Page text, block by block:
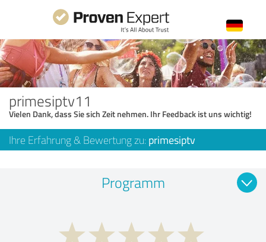
primesiptv11
Vielen Dank, dass Sie sich Zeit nehmen. Ihr Feedback ist uns wichtig!
Ihre Erfahrung & Bewertung zu: primesiptv
Programm